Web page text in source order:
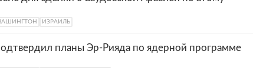
ИЗРАИЛЬ
планы Эр-Рияда по ядерной программе